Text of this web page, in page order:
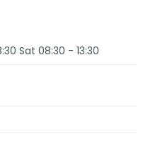
Sat 08:30 - 13:30